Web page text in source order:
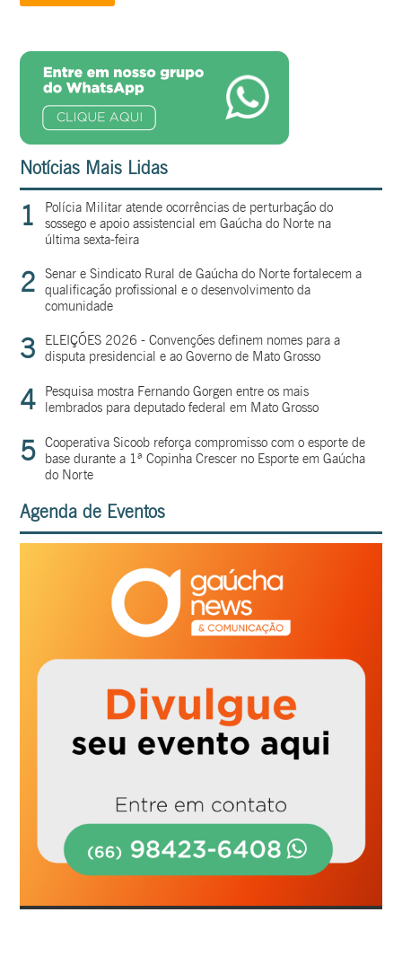
Notícias Mais Lidas
1
Polícia Militar atende ocorrências de perturbação do
sossego e apoio assistencial em Gaúcha do Norte na
última sexta-feira
2
Senar e Sindicato Rural de Gaúcha do Norte fortalecem a
qualificação profissional e o desenvolvimento da
comunidade
3
ELEIÇÕES 2026 - Convenções definem nomes para a
disputa presidencial e ao Governo de Mato Grosso
4
Pesquisa mostra Fernando Gorgen entre os mais
lembrados para deputado federal em Mato Grosso
5 Cooperativa Sicoob reforça compromisso com o esporte de
base durante a 1ª Copinha Crescer no Esporte em Gaúcha
do Norte
Agenda de Eventos